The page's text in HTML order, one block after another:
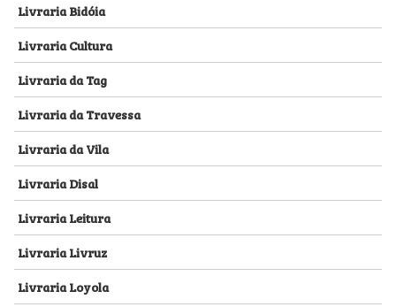
Livraria Bidóia
Livraria Cultura
Livraria da Tag
Livraria da Travessa
Livraria da Vila
Livraria Disal
Livraria Leitura
Livraria Livruz
Livraria Loyola